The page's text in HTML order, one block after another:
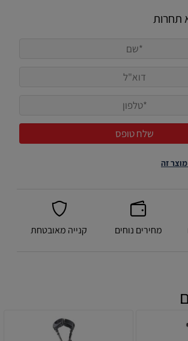
תחרות
זה
מחירים נוחים קנייה מאובטחת